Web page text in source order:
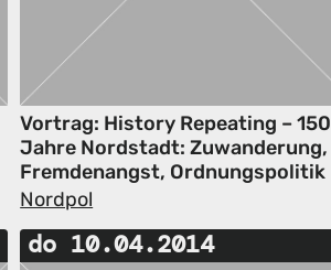
Vortrag: History Repeating – 150
Jahre Nordstadt: Zuwanderung,
Fremdenangst, Ordnungspolitik
Nordpol
do 10.04.2014